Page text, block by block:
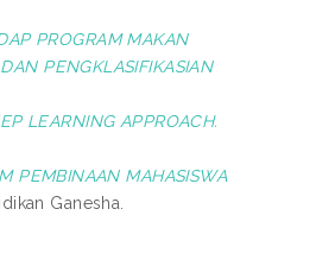
PROGRAM MAKAN
PENGKLASIFIKASIAN
LEARNING APPROACH.
PEMBINAAN MAHASISWA
Ganesha.